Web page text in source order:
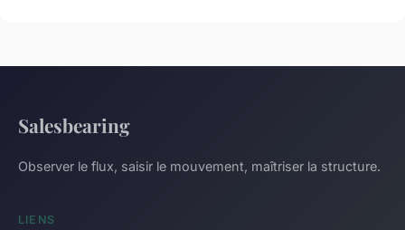
Salesbearing
Observer le flux, saisir le mouvement, maîtriser la structure.
LIENS